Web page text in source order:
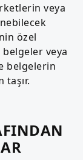
veya
özel
veya
belgelerin
taşır.